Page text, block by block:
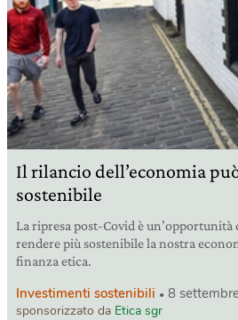
Il rilancio dell’economia
sostenibile
La ripresa post-Covid è un’opportunità
rendere più sostenibile la nostra
finanza etica.
Investimenti sostenibili 8
sponsorizzato da Etica sgr